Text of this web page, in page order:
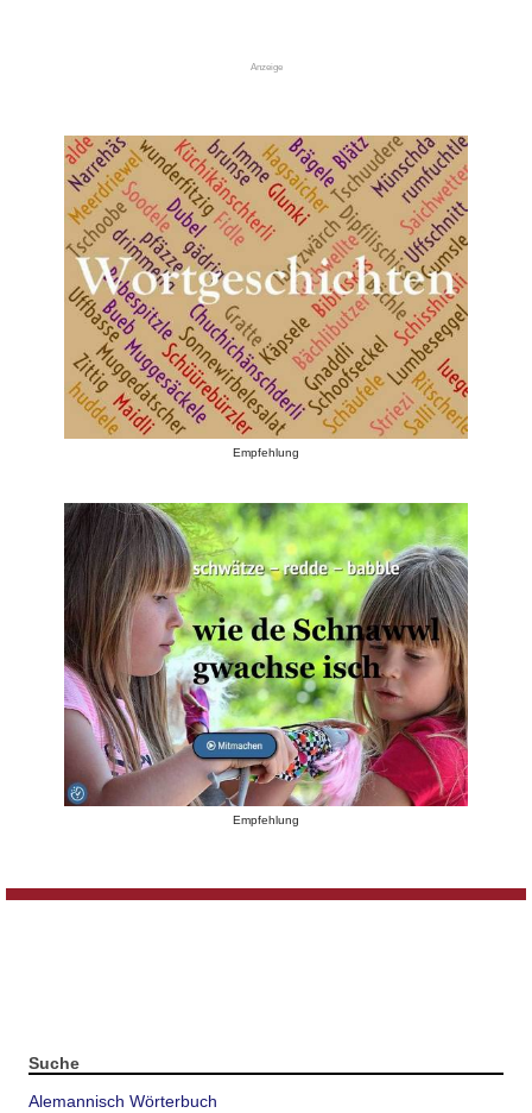
Anzeige
Empfehlung
Empfehlung
Suche
Alemannisch Wörterbuch